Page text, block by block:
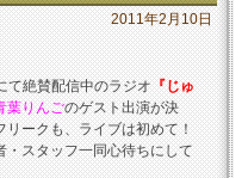
2011年2月10日
て絶賛配信中のラジオ『じゅ
葉りんごのゲスト出演が決
リークも、ライブは初めて！
・スタッフ一同心待ちにして